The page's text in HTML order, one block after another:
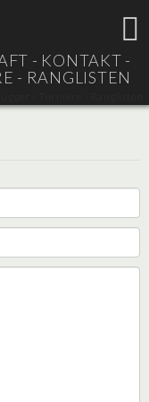
- KONTAKT -
- RANGLISTEN